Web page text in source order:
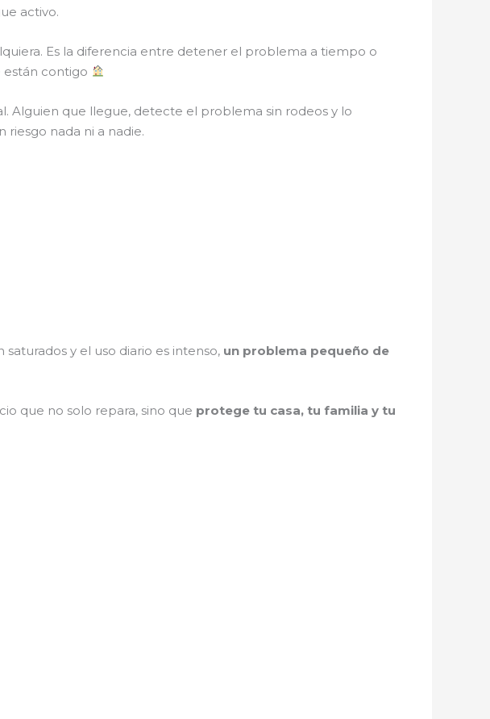
activo.
Es la diferencia entre detener el problema a tiempo o
están contigo
Alguien que llegue, detecte el problema sin rodeos y lo
riesgo nada ni a nadie.
saturados y el uso diario es intenso, un problema pequeño de
que no solo repara, sino que protege tu casa, tu familia y tu